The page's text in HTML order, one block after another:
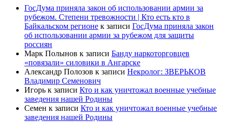
ГосДума приняла закон об использовании армии за
рубежом. Степени тревожности | Кто есть кто в
Байкальском регионе к записи ГосДума приняла закон
об использовании армии за рубежом для защиты
россиян
Марк Полынов к записи Банду наркоторговцев
«повязали» силовики в Ангарске
Александр Полозов к записи Некролог: ЗВЕРЬКОВ
Владимир Семенович
Игорь к записи Кто и как уничтожал военные учебные
заведения нашей Родины
Семен к записи Кто и как уничтожал военные учебные
заведения нашей Родины